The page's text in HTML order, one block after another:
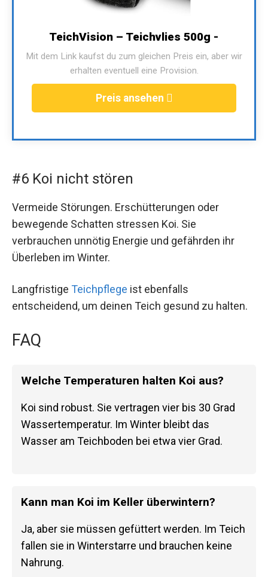
TeichVision – Teichvlies 500g -
Mit dem Link kaufst du zum gleichen Preis ein, aber wir
erhalten eventuell eine Provision.
Preis ansehen
#6 Koi nicht stören
Vermeide Störungen. Erschütterungen oder
bewegende Schatten stressen Koi. Sie
verbrauchen unnötig Energie und gefährden ihr
Überleben im Winter.
Langfristige Teichpflege ist ebenfalls
entscheidend, um deinen Teich gesund zu halten.
FAQ
Welche Temperaturen halten Koi aus?
Koi sind robust. Sie vertragen vier bis 30 Grad
Wassertemperatur. Im Winter bleibt das
Wasser am Teichboden bei etwa vier Grad.
Kann man Koi im Keller überwintern?
Ja, aber sie müssen gefüttert werden. Im Teich
fallen sie in Winterstarre und brauchen keine
Nahrung.